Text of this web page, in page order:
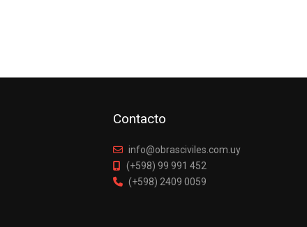
Contacto
info@obrasciviles.com.uy
(+598) 99 991 452
(+598) 2409 0059